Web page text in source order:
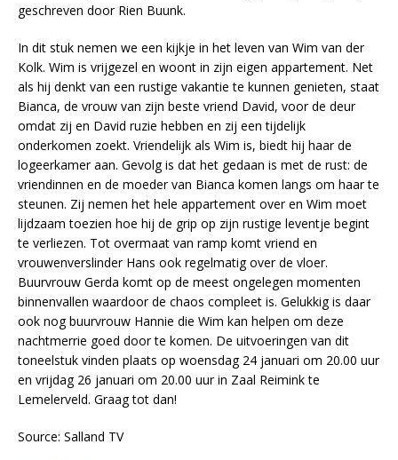
geschreven door Rien Buunk.
In dit stuk nemen we een kijkje in het leven van Wim van der
Kolk. Wim is vrijgezel en woont in zijn eigen appartement. Net
als hij denkt van een rustige vakantie te kunnen genieten, staat
Bianca, de vrouw van zijn beste vriend David, voor de deur
omdat zij en David ruzie hebben en zij een tijdelijk
onderkomen zoekt. Vriendelijk als Wim is, biedt hij haar de
logeerkamer aan. Gevolg is dat het gedaan is met de rust: de
vriendinnen en de moeder van Bianca komen langs om haar te
steunen. Zij nemen het hele appartement over en Wim moet
lijdzaam toezien hoe hij de grip op zijn rustige leventje begint
te verliezen. Tot overmaat van ramp komt vriend en
vrouwenverslinder Hans ook regelmatig over de vloer.
Buurvrouw Gerda komt op de meest ongelegen momenten
binnenvallen waardoor de chaos compleet is. Gelukkig is daar
ook nog buurvrouw Hannie die Wim kan helpen om deze
nachtmerrie goed door te komen. De uitvoeringen van dit
toneelstuk vinden plaats op woensdag 24 januari om 20.00 uur
en vrijdag 26 januari om 20.00 uur in Zaal Reimink te
Lemelerveld. Graag tot dan!
Source: Salland TV